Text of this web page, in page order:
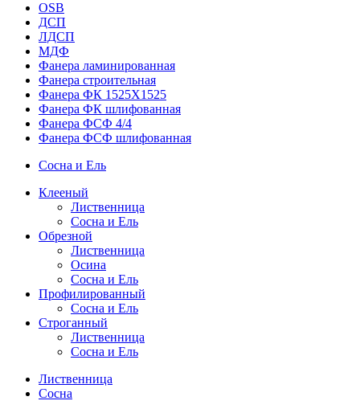
OSB
ДСП
ЛДСП
МДФ
Фанера ламинированная
Фанера строительная
Фанера ФК 1525Х1525
Фанера ФК шлифованная
Фанера ФСФ 4/4
Фанера ФСФ шлифованная
Сосна и Ель
Клееный
Лиственница
Сосна и Ель
Обрезной
Лиственница
Осина
Сосна и Ель
Профилированный
Сосна и Ель
Строганный
Лиственница
Сосна и Ель
Лиственница
Сосна